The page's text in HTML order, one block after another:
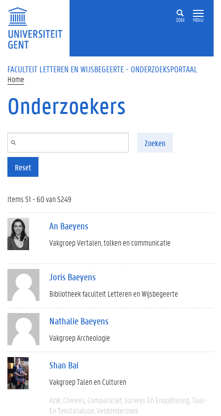
Overslaan en naar de inhoud gaan
ZOEK MENU
FACULTEIT LETTEREN EN WIJSBEGEERTE - ONDERZOEKSPORTAAL
Home
Onderzoekers
Zoeken
Reset
Items 51 - 60 van 5249
An Baeyens
Vakgroep Vertalen, tolken en communicatie
Joris Baeyens
Bibliotheek faculteit Letteren en Wijsbegeerte
Nathalie Baeyens
Vakgroep Archeologie
Shan Bai
Vakgroep Talen en Culturen
Azië Chinees Comparatief Surveys En Enquêtering Taal-
En Tekstanalyse Veldonderzoek